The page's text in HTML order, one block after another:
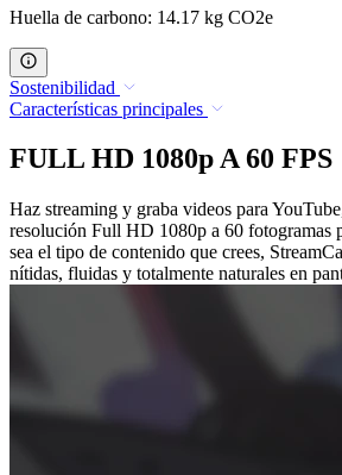
Huella de carbono: 14.17 kg CO2e
Sostenibilidad
Características principales
FULL HD 1080p A 60 FPS
Haz streaming y graba videos para
resolución Full HD 1080p a 60 fotogramas
sea el tipo de contenido que crees,
nítidas, fluidas y totalmente naturales en